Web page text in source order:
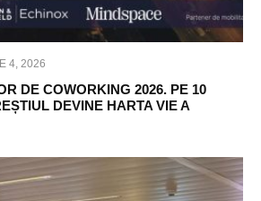
4, 2026
DE COWORKING 2026. PE 10
DEVINE HARTA VIE A